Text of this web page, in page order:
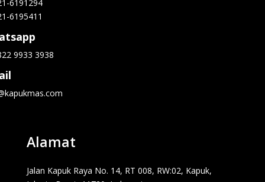
6191294
6195411
9933 3938
Alamat
Jalan Kapuk Raya No. 14, RT 008, RW:02, Kapuk,